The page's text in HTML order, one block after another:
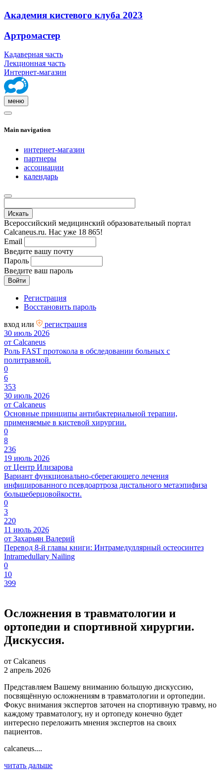
Академия кистевого клуба 2023
Артромастер
Кадаверная часть
Лекционная часть
Интернет-магазин
меню
Main navigation
интернет-магазин
партнеры
ассоциации
календарь
Всероссийский медицинский образовательный портал
Calcaneus.ru. Нас уже 18 865!
Email
Введите вашу почту
Пароль
Введите ваш пароль
Регистрация
Восстановить пароль
вход или
регистрация
30 июль 2026
от Calcaneus
Роль FAST протокола в обследовании больных с
политравмой.
0
6
353
30 июль 2026
от Calcaneus
Основные принципы антибактериальной терапии,
применяемые в кистевой хирургии.
0
8
236
19 июль 2026
от Центр Илизарова
Вариант функционально-сберегающего лечения
инфицированного псевдоартроза дистального метаэпифиза
большеберцовойкости.
0
3
220
11 июль 2026
от Захарьян Валерий
Перевод 8-й главы книги: Интрамедуллярный остеосинтез
Intramedullary Nailing
0
10
399
Осложнения в травматологии и
ортопедии и спортивной хирургии.
Дискуссия.
от Calcaneus
2 апрель 2026
Представляем Вашему вниманию большую дискуссию,
посвящённую осложнениям в травматологии и ортопедии.
Фокус внимания экспертов заточен на спортивную травму, но
каждому травматологу, ну и ортопеду конечно будет
интересно переложить мнения экспертов на своих
пациентов.
calcaneus....
читать дальше